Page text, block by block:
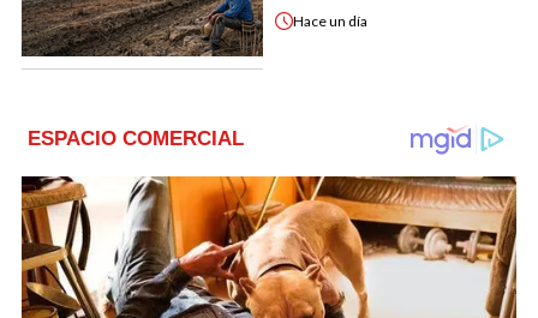
Haceun día